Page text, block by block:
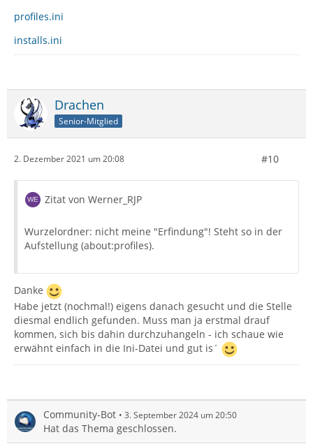
profiles.ini
installs.ini
Drachen
Senior-Mitglied
2. Dezember 2021 um 20:08 #10
Zitat von Werner_RJP
Wurzelordner: nicht meine "Erfindung"! Steht so in der
Aufstellung (about:profiles).
Danke
Habe jetzt (nochmal!) eigens danach gesucht und die Stelle
diesmal endlich gefunden. Muss man ja erstmal drauf
kommen, sich bis dahin durchzuhangeln - ich schaue wie
erwähnt einfach in die Ini-Datei und gut is´
Community-Bot 3. September 2024 um 20:50
Hat das Thema geschlossen.